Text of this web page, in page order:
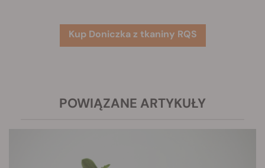
Kup Doniczka z tkaniny RQS
POWIĄZANE ARTYKUŁY